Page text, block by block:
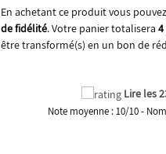
En achetant ce produit vous
de fidélité. Votre panier totalisera 4
être transformé(s) en un bon de
Lire les
Note moyenne :10/10-